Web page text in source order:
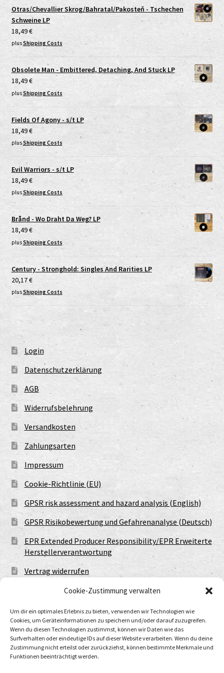
Cookie-Zustimmung verwalten
Um dir ein optimales Erlebnis zu bieten, verwenden wir Technologien wie
Cookies, um Geräteinformationen zu speichern und/oder darauf zuzugreifen.
Wenn du diesen Technologien zustimmst, können wir Daten wie das
Surfverhalten oder eindeutige IDs auf dieser Website verarbeiten. Wenn du deine
Zustimmung nicht erteilst oder zurückziehst, können bestimmte Merkmale und
Funktionen beeinträchtigt werden.
Otras/Chevallier Skrog/Bahratal/Pakosteň - Tschechen
Schweine LP
18,49€
plusShipping Costs
Obsolete Man - Embittered, Detaching, And Stuck LP
18,49€
plusShipping Costs
Fields Of Agony - s/t LP
18,49€
plusShipping Costs
Evil Warriors - s/t LP
18,49€
plusShipping Costs
Brånd - Wo Draht Da Weg? LP
18,49€
plusShipping Costs
Century - Stronghold: Singles And Rarities LP
20,17€
plusShipping Costs
Login
Datenschutzerklärung
AGB
Widerrufsbelehrung
Versandkosten
Zahlungsarten
Impressum
Cookie-Richtlinie (EU)
GPSR risk assessment and hazard analysis (English)
GPSR Risikobewertung und Gefahrenanalyse (Deutsch)
EPR Extended Producer Responsibility/EPR Erweiterte
Herstellerverantwortung
Vertrag widerrufen